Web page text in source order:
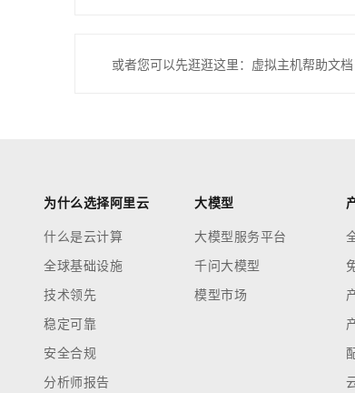
或者您可以先逛逛这里：虚拟主机帮助文档